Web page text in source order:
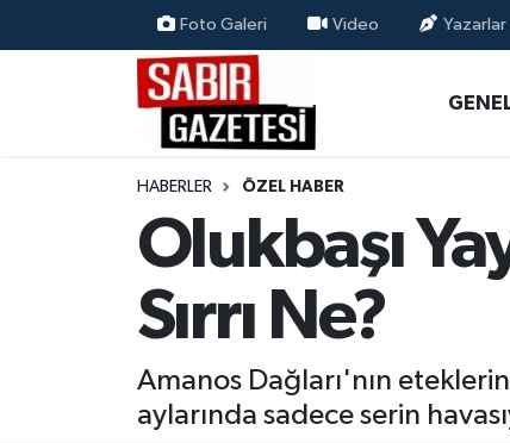
Foto Galeri Video Yazarlar
HABERLER ÖZEL HABER
Olukbaşı
Sırrı Ne?
Amanos Dağları'nın
aylarında sadece serin
ÖZEL HABER
MAGAZİN
EKONOMİ
Osmaniye Nöbetçi Eczaneler
Osmaniye Hava Durumu
Süper Lig Puan Durumu ve Fikstür
Tüm Manşetler
Son Dakika Haberleri